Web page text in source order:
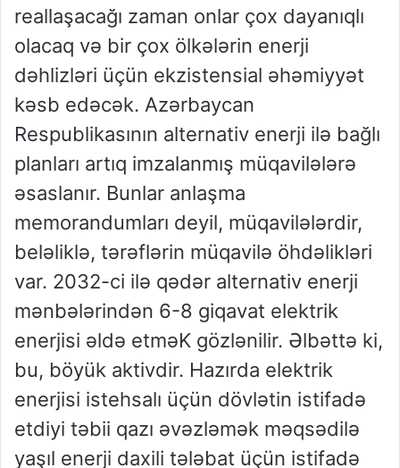
reallaşacağı zaman onlar çox dayanıqlı
olacaq və bir çox ölkələrin enerji
dəhlizləri üçün ekzistensial əhəmiyyət
kəsb edəcək. Azərbaycan
Respublikasının alternativ enerji ilə bağlı
planları artıq imzalanmış müqavilələrə
əsaslanır. Bunlar anlaşma
memorandumları deyil, müqavilələrdir,
beləliklə, tərəflərin müqavilə öhdəlikləri
var. 2032-ci ilə qədər alternativ enerji
mənbələrindən 6-8 giqavat elektrik
enerjisi əldə etməK gözlənilir. Əlbəttə ki,
bu, böyük aktivdir. Hazırda elektrik
enerjisi istehsalı üçün dövlətin istifadə
etdiyi təbii qazı əvəzləmək məqsədilə
yaşıl enerji daxili tələbat üçün istifadə